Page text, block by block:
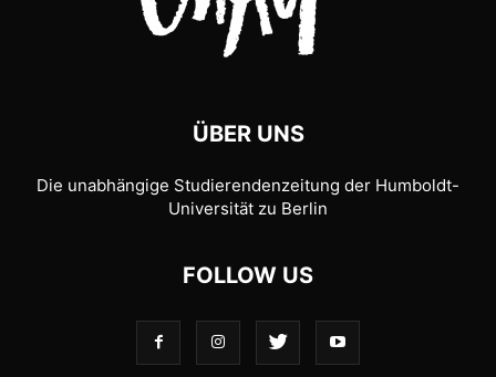
ÜBER UNS
Die unabhängige Studierendenzeitung der Humboldt-
Universität zu Berlin
FOLLOW US